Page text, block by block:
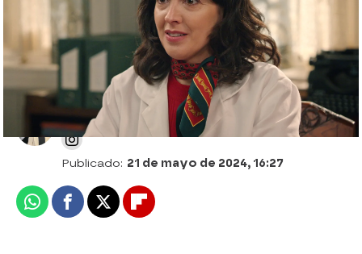
Patri Bea
Publicado: 21 de mayo de 2024, 16:27
WhatsappFacebook
X Flipboard